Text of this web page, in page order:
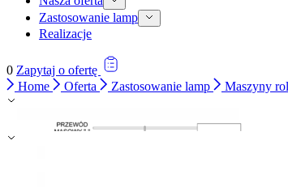
Zastosowanie lamp
Realizacje
0 Zapytaj o ofertę
Home
Oferta Zastosowanie lamp Maszyny